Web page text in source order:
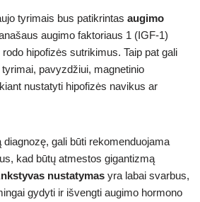
tyrimais bus patikrintas augimo
augimo faktoriaus 1 (IGF-1)
hipofizės sutrikimus. Taip pat gali
pavyzdžiui, magnetinio
nustatyti hipofizės navikus ar
gali būti rekomenduojama
kad būtų atmestos gigantizmą
nustatymas yra labai svarbus,
gydyti ir išvengti augimo hormono